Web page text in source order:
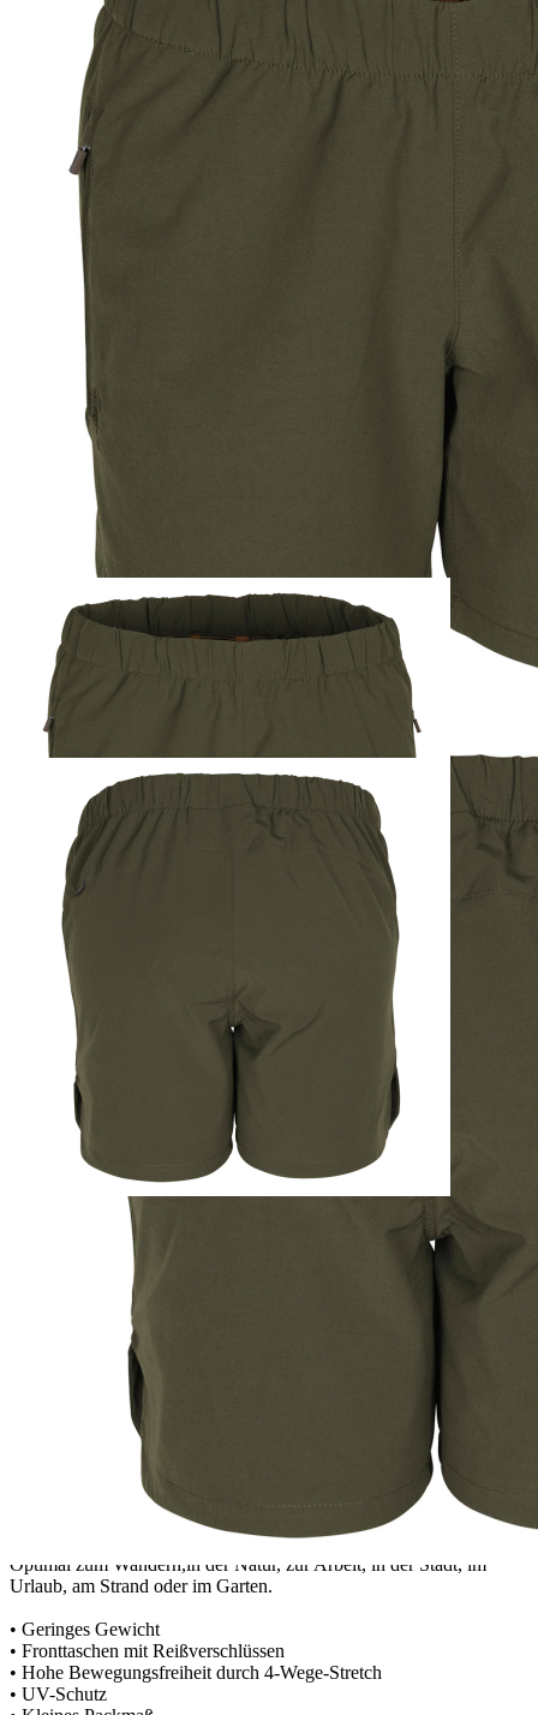
Zum Anfang der Bildergalerie springen
Artikel-Nr. 25012058
Pinewood Everyday
Travel Shorts Damen
29,95 €
inkl. MwSt. zzgl. Versand
Auswählen
Ausführung
Zum Warenkorb hinzufügen
Zur Wunschliste hinzufügen
Sofort lieferbar
Schöne und bequeme Shorts, die sowohl für den Strand als auch für
die Wanderung im Wald geeignet ist.
Die Pinewood Travel Shorts ist die perfekte Wahl, wenn Sie ein
Kleidungsstück mit vielseitigen Einsatzmöglichkeiten suchen. Mit
ihrem schlichten und schicken Design ist die Shorts fürs Camping
genauso geeignet wie für die Geburtstagsfeier. Die Shorts ist leicht,
hat ein kleines Packmaß und ist schnelltrocknend, was sie zum
optimalen Reisebegleiter macht. Durch den UV-Schutz und die
Belüftung in den Taschen eignet sie sich ideal für warme Tage.
Optimal zum Wandern,in der Natur, zur Arbeit, in der Stadt, im
Urlaub, am Strand oder im Garten.
• Geringes Gewicht
• Fronttaschen mit Reißverschlüssen
• Hohe Bewegungsfreiheit durch 4-Wege-Stretch
• UV-Schutz